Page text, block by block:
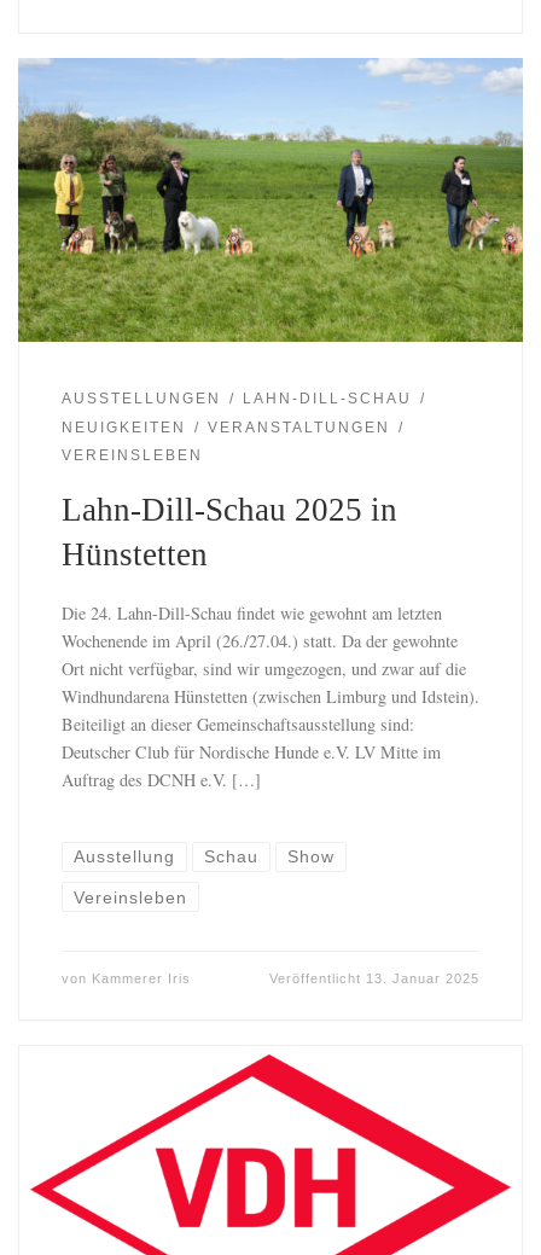
AUSSTELLUNGEN
LAHN-DILL-SCHAU
NEUIGKEITEN
VERANSTALTUNGEN
VEREINSLEBEN
Lahn-Dill-Schau 2025 in
Hünstetten
Die 24. Lahn-Dill-Schau findet wie gewohnt am letzten
Wochenende im April (26./27.04.) statt. Da der gewohnte
Ort nicht verfügbar, sind wir umgezogen, und zwar auf die
Windhundarena Hünstetten (zwischen Limburg und Idstein).
Beiteiligt an dieser Gemeinschaftsausstellung sind:
Deutscher Club für Nordische Hunde e.V. LV Mitte im
Auftrag des DCNH e.V. […]
Ausstellung Schau Show
Vereinsleben
von Kammerer Iris Veröffentlicht 13. Januar 2025